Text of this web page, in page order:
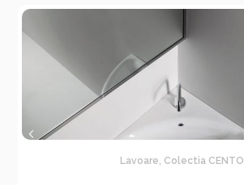
Lavoare Colectia CENTO